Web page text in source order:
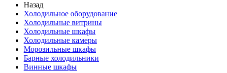
Назад
Холодильное оборудование
Холодильные витрины
Холодильные шкафы
Холодильные камеры
Морозильные шкафы
Барные холодильники
Винные шкафы